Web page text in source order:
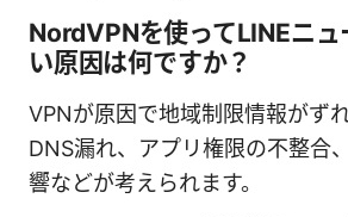
NordVPNを使ってLINEニュ
い原因は何ですか？
VPNが原因で地域制限情報がず
DNS漏れ、アプリ権限の不整合
響などが考えられます。